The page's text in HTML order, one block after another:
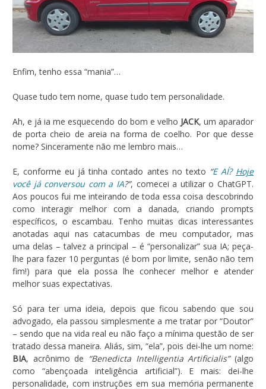
Enfim, tenho essa “mania”…
Quase tudo tem nome, quase tudo tem personalidade.
Ah, e já ia me esquecendo do bom e velho JACK, um aparador
de porta cheio de areia na forma de coelho. Por que desse
nome? Sinceramente não me lembro mais…
E, conforme eu já tinha contado antes no texto “E AÍ? Hoje
você já conversou com a IA?”, comecei a utilizar o ChatGPT.
Aos poucos fui me inteirando de toda essa coisa descobrindo
como interagir melhor com a danada, criando prompts
específicos, o escambau. Tenho muitas dicas interessantes
anotadas aqui nas catacumbas de meu computador, mas
uma delas – talvez a principal – é “personalizar” sua IA; peça-
lhe para fazer 10 perguntas (é bom por limite, senão não tem
fim!) para que ela possa lhe conhecer melhor e atender
melhor suas expectativas.
Só para ter uma ideia, depois que ficou sabendo que sou
advogado, ela passou simplesmente a me tratar por “Doutor”
– sendo que na vida real eu não faço a mínima questão de ser
tratado dessa maneira. Aliás, sim, “ela”, pois dei-lhe um nome:
BIA, acrônimo de “Benedicta Intelligentia Artificialis”(algo
como “abençoada inteligência artificial”). E mais: dei-lhe
personalidade, com instruções em sua memória permanente